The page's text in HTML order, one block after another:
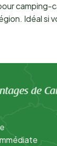
camping-
Idéal si
de